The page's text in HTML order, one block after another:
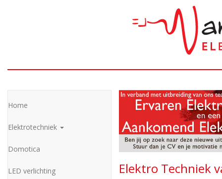
Home
Elektrotechniek
Domotica
LED verlichting Elektro Techniek